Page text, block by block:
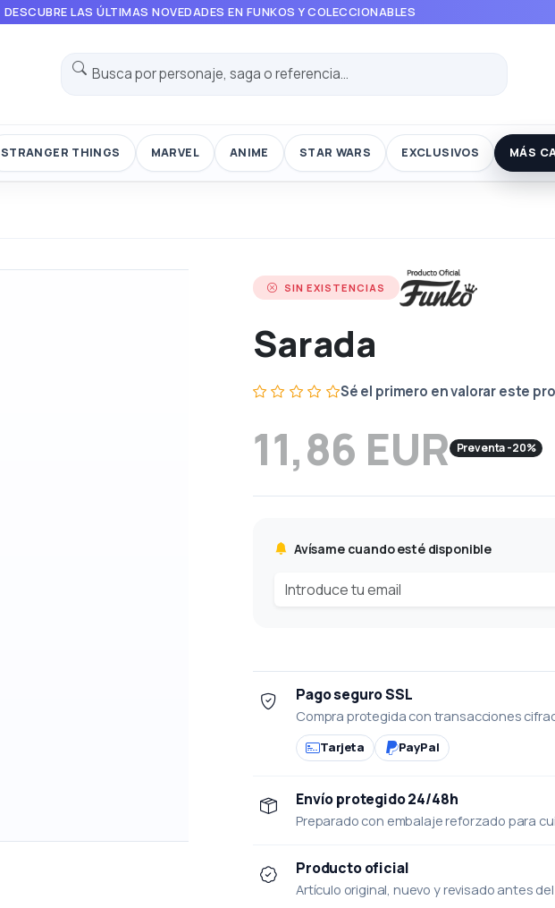
DESCUBRE LAS ÚLTIMAS NOVEDADES EN FUNKOS Y COLECCIONABLES
STRANGER THINGS MARVEL ANIME STAR WARS EXCLUSIVOS MÁS
SIN EXISTENCIAS
Sarada
Sé el primero en valorar este
11,86 EUR Preventa -20%
Avísame cuando esté disponible
Pago seguro SSL
Compra protegida con transacciones
Tarjeta PayPal
Envío protegido 24/48h
Preparado con embalaje reforzado para
Producto oficial
Artículo original, nuevo y revisado antes del